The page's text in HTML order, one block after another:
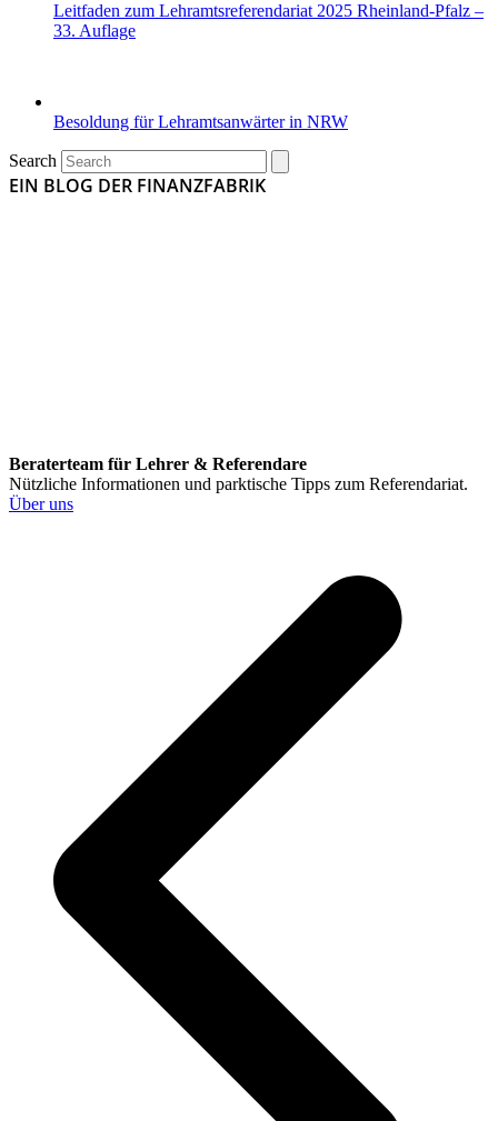
Leitfaden zum Lehramtsreferendariat 2025 Rheinland-Pfalz –
33. Auflage
Besoldung für Lehramtsanwärter in NRW
Search
EIN BLOG DER FINANZFABRIK
Beraterteam für Lehrer & Referendare
Nützliche Informationen und parktische Tipps zum Referendariat.
Über uns